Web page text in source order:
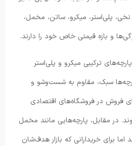
پلی‌استر، میکرو، ساتن، مخمل،
و بازه قیمتی خاص خود را دارند.
ترکیبی میکرو و پلی‌استر
سبک، مقاوم به شست‌وشو و
فروش در فروشگاه‌های اقتصادی
در مقابل، پارچه‌هایی مانند مخمل
اما برای خریدارانی که بازار هدف‌شان